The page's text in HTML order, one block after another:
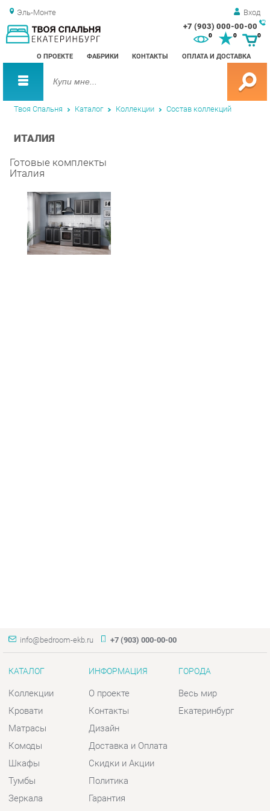
Эль-Монте Вход
+7 (903) 000-00-00
О ПРОЕКТЕ ФАБРИКИ КОНТАКТЫ ОПЛАТА И ДОСТАВКА
0 0
Твоя Спальня Каталог Коллекции Состав коллекций
ИТАЛИЯ
Готовые комплекты
Италия
КАТАЛОГ
Матрасы
Комоды
Шкафы
Тумбы
Зеркала
Столы
Мягкая мебель
ИНФОРМАЦИЯ
Дизайн
Доставка и Оплата
Скидки и Акции
Политика
Гарантия
Помощь
ГОРОДА